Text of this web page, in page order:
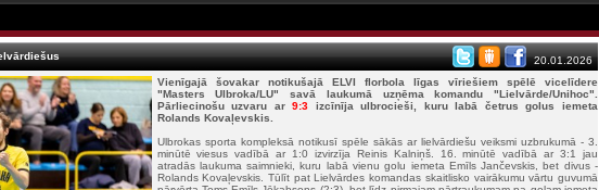
20.01.2026
Vienīgajā šovakar notikušajā ELVI florbola līgas vīriešiem spēlē vicelīdere
"Masters Ulbroka/LU" savā laukumā uzņēma komandu "Lielvārde/Unihoc".
Pārliecinošu uzvaru ar9:3 izcīnīja ulbrocieši, kuru labā četrus golus iemeta
Rolands Kovaļevskis.
Ulbrokas sporta kompleksā notikusī spēle sākās ar lielvārdiešu veiksmi uzbrukumā - 3.
minūtē viesus vadībā ar 1:0 izvirzīja Reinis Kalniņš. 16. minūtē vadībā ar 3:1 jau
atradās laukuma saimnieki, kuru labā vienu golu iemeta Emīls Jančevskis, bet divus -
Rolands Kovaļevskis. Tūlīt pat Lielvārdes komandas skaitlisko vairākumu vārtu guvumā